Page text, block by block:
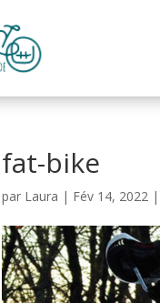
fat-bike
par Laura | Fév 14, 2022 |